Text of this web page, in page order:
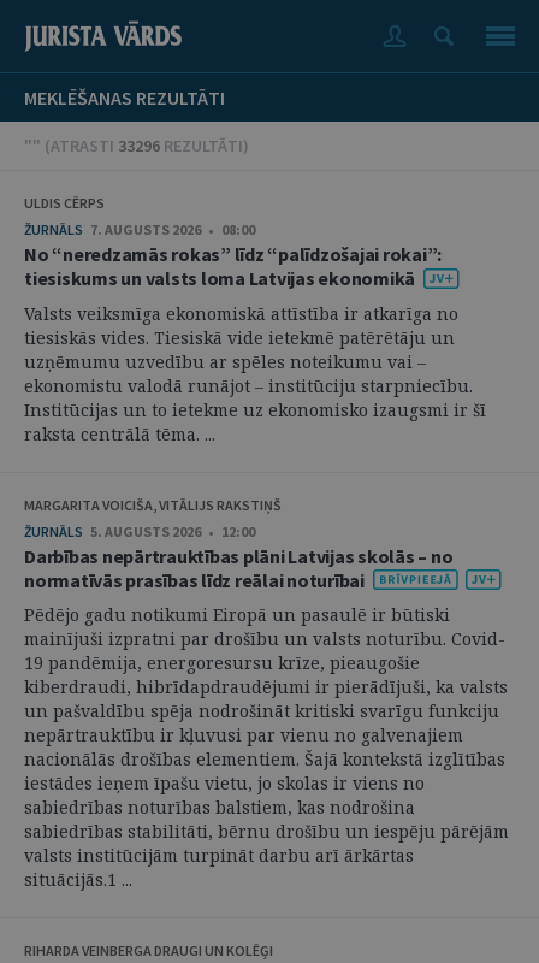
MEKLĒŠANAS REZULTĀTI
"" (ATRASTI 33296 REZULTĀTI)
ULDIS CĒRPS
ŽURNĀLS 7. AUGUSTS 2026 • 08:00
No “neredzamās rokas” līdz “palīdzošajai rokai”:
tiesiskums un valsts loma Latvijas ekonomikā
Valsts veiksmīga ekonomiskā attīstība ir atkarīga no
tiesiskās vides. Tiesiskā vide ietekmē patērētāju un
uzņēmumu uzvedību ar spēles noteikumu vai –
ekonomistu valodā runājot – institūciju starpniecību.
Institūcijas un to ietekme uz ekonomisko izaugsmi ir šī
raksta centrālā tēma. ...
MARGARITA VOICIŠA, VITĀLIJS RAKSTIŅŠ
ŽURNĀLS 5. AUGUSTS 2026 • 12:00
Darbības nepārtrauktības plāni Latvijas skolās – no
normatīvās prasības līdz reālai noturībai
Pēdējo gadu notikumi Eiropā un pasaulē ir būtiski
mainījuši izpratni par drošību un valsts noturību. Covid-
19 pandēmija, energoresursu krīze, pieaugošie
kiberdraudi, hibrīdapdraudējumi ir pierādījuši, ka valsts
un pašvaldību spēja nodrošināt kritiski svarīgu funkciju
nepārtrauktību ir kļuvusi par vienu no galvenajiem
nacionālās drošības elementiem. Šajā kontekstā izglītības
iestādes ieņem īpašu vietu, jo skolas ir viens no
sabiedrības noturības balstiem, kas nodrošina
sabiedrības stabilitāti, bērnu drošību un iespēju pārējām
valsts institūcijām turpināt darbu arī ārkārtas
situācijās.1 ...
RIHARDA VEINBERGA DRAUGI UN KOLĒĢI